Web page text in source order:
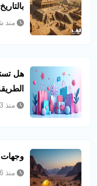
بالتاريخ
منذ
هل
منذ 3 أشهر
وجهات
منذ 6 أشهر